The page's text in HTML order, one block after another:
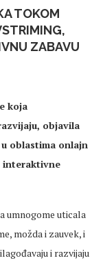
TOKOM
ZABAVU
koja
objavila
oblastima onlajn
interaktivne
umnogome uticala
možda i zauvek, i
i razvijaju